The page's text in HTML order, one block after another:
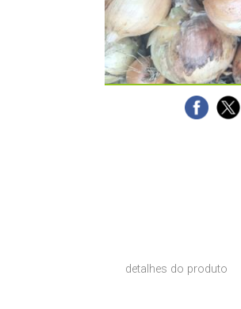
detalhes do produto